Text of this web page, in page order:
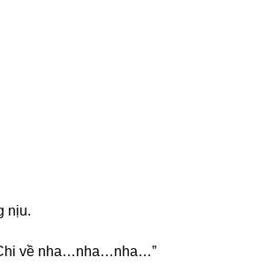
nịu.
Chi về nha…nha…nha…”